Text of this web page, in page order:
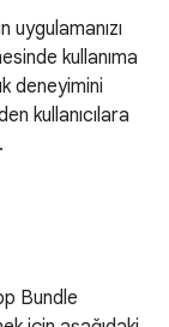
uygulamanızı
kullanıma
deneyimini
kullanıcılara
Bundle